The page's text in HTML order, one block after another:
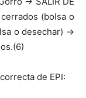
(bolsa o
o desechar) ->
de EPI: